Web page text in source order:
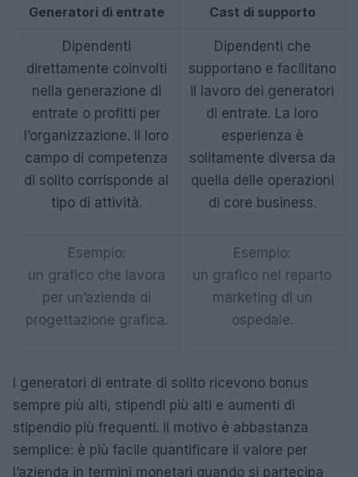
Generatori di entrate Cast di supporto
Dipendenti
direttamente coinvolti
nella generazione di
entrate o profitti per
l’organizzazione. Il loro
campo di competenza
di solito corrisponde al
tipo di attività.
Dipendenti che
supportano e facilitano
il lavoro dei generatori
di entrate. La loro
esperienza è
solitamente diversa da
quella delle operazioni
di core business.
Esempio:
un grafico che lavora
per un’azienda di
progettazione grafica.
Esempio:
un grafico nel reparto
marketing di un
ospedale.
I generatori di entrate di solito ricevono bonus
sempre più alti, stipendi più alti e aumenti di
stipendio più frequenti. Il motivo è abbastanza
semplice: è più facile quantificare il valore per
l’azienda in termini monetari quando si partecipa